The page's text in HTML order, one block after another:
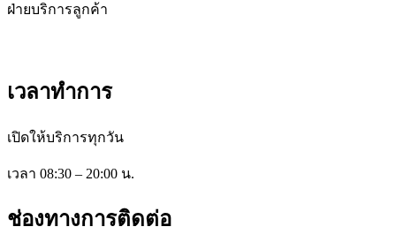
ฝ่ายบริการลูกค้า
เวลาทำการ
เปิดให้บริการทุกวัน
เวลา 08:30 – 20:00 น.
ช่องทางการติดต่อ